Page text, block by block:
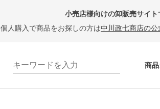
小売店様向けの卸販売サイト
個人購入で商品をお探しの方は中川政七商店の公
商品